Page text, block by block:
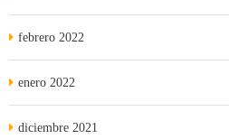
febrero 2022
enero 2022
diciembre 2021